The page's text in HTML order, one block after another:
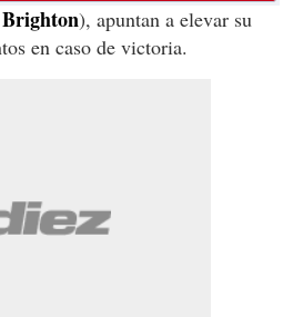
Brighton), apuntan a elevar su
en caso de victoria.